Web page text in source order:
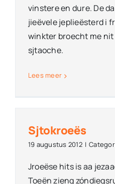
vinstere en dure. De
jieëvele jeplieësterd i
winkter broecht me nit
sjtaoche.
Lees meer
Sjtokroeës
19 augustus 2012 |
Jroeëse hits is aa
Toeën zieng